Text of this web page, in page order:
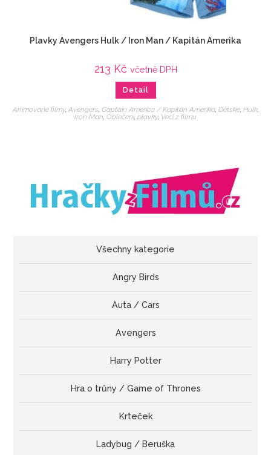
Plavky Avengers Hulk / Iron Man / Kapitán Amerika
213 Kč včetně DPH
Detail
Animované filmy, Avengers, Captain America / Kapitán Amerika, Dětské, Hulk,
Iron Man, Oblečení, plavky, Veci z filmu
Všechny kategorie
Angry Birds
Auta / Cars
Avengers
Harry Potter
Hra o trůny / Game of Thrones
Krteček
Ladybug / Beruška